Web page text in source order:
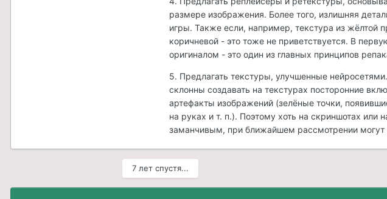
размере изображения. Более того, излишняя
игры. Также если, например, текстура из жёлтой
коричневой - это тоже не приветствуется. В
оригиналом - это один из главных принципов
5. Предлагать текстуры, улучшенные
склонны создавать на текстурах посторонние
артефакты изображений (зелёные точки,
на руках и т. п.). Поэтому хоть на скриншотах или
заманчивым, при ближайшем рассмотрении могут
7 лет спустя...